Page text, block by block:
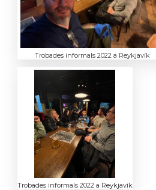
Trobades informals 2022 a Reykjavík
Trobades informals 2022 a Reykjavík